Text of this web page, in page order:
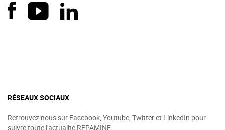
RÉSEAUX SOCIAUX
Retrouvez nous sur Facebook, Youtube, Twitter et LinkedIn pour
suivre toute l'actualité REPAMINE.